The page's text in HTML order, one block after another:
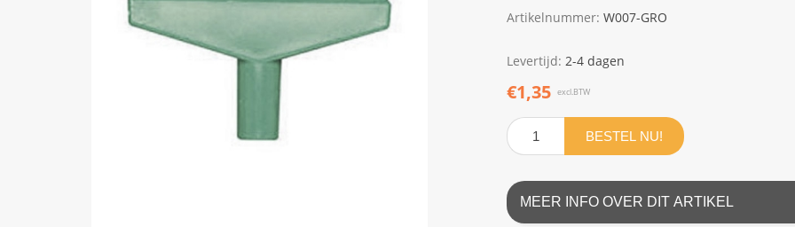
Artikelnummer: W007-GRO
Levertijd: 2-4 dagen
€1,35 excl.BTW
BESTEL NU!
MEER INFO OVER DIT ARTIKEL